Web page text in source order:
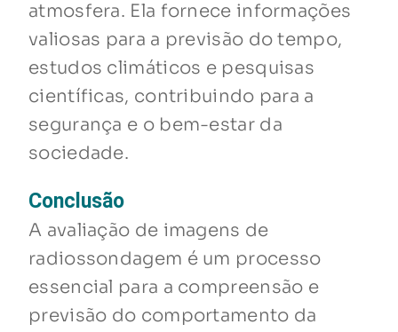
atmosfera. Ela fornece informações
valiosas para a previsão do tempo,
estudos climáticos e pesquisas
científicas, contribuindo para a
segurança e o bem-estar da
sociedade.
Conclusão
A avaliação de imagens de
radiossondagem é um processo
essencial para a compreensão e
previsão do comportamento da